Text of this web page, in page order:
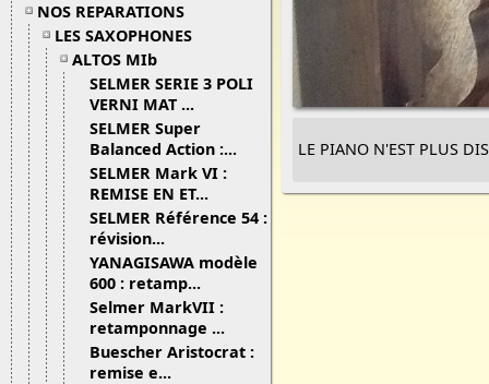
NOS REPARATIONS
LES SAXOPHONES
ALTOS MIb
SELMER SERIE 3 POLI
VERNI MAT ...
SELMER Super
Balanced Action :...
SELMER Mark VI :
REMISE EN ET...
SELMER Référence 54 :
révision...
YANAGISAWA modèle
600 : retamp...
Selmer MarkVII :
retamponnage ...
Buescher Aristocrat :
remise e...
LE PIANO N'EST PLUS